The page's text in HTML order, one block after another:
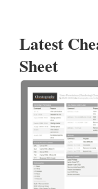
Latest
Sheet